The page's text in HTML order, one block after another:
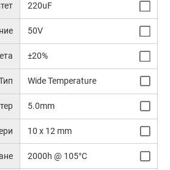
220uF
50V
±20%
Wide Temperature
5.0mm
10 x 12 mm
2000h @ 105°C